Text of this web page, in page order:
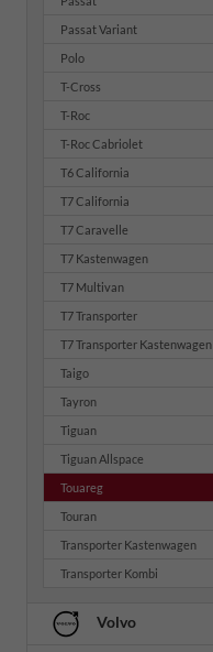
Passat Variant
Polo
T-Cross
T-Roc
T-Roc Cabriolet
T6 California
T7 California
T7 Caravelle
T7 Kastenwagen
T7 Multivan
T7 Transporter
T7 Transporter Kastenwagen
Taigo
Tayron
Tiguan
Tiguan Allspace
Touareg
Touran
Transporter Kastenwagen
Transporter Kombi
Volvo